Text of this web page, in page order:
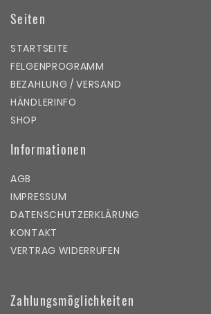
Seiten
STARTSEITE
FELGENPROGRAMM
BEZAHLUNG / VERSAND
HÄNDLERINFO
SHOP
Informationen
AGB
IMPRESSUM
DATENSCHUTZERKLÄRUNG
KONTAKT
VERTRAG WIDERRUFEN
Zahlungsmöglichkeiten